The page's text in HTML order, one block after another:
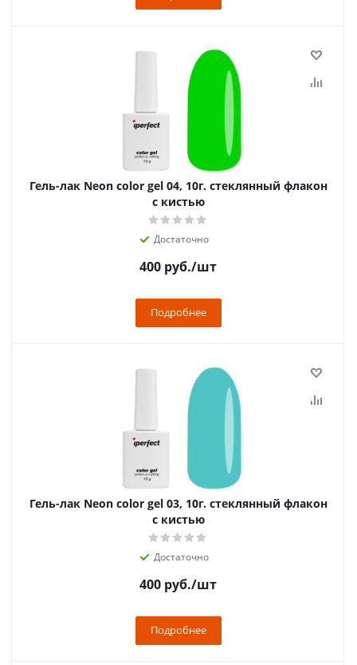
Гель-лак Neon color gel 04, 10г. стеклянный флакон
с кистью
Достаточно
400 руб./шт
Подробнее
Гель-лак Neon color gel 03, 10г. стеклянный флакон
с кистью
Достаточно
400 руб./шт
Подробнее